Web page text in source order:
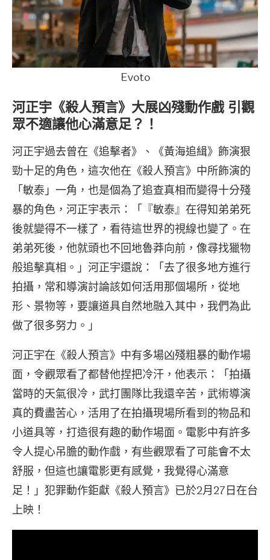
Evoto
河正宇《殺人預言》大展凶殘動作戲 引觀
眾不適讓他心滿意足？！
河正宇過去曾在《追擊者》、《黃海追緝》飾演狠
勁十足的角色，這次他在《殺人預言》中所飾演的
「敏泰」一角，也是個為了追查真相而變得十分殘
暴的角色，河正宇表示：「『敏泰』在得知弟弟死
後就變得不一樣了，看待這世界的視線也變了。在
弟弟死後，他就頭也不回地魯莽向前，像尋找獵物
般追擊真相。」河正宇還說：「去了很多地方進行
拍攝，常和導演討論該如何活用那個場所，從地
形、景物等，要讓道具自然地融入其中，我們為此
做了很多努力。」
河正宇在《殺人預言》中有多場凶殘粗暴的動作場
面，令觀眾看了都替他捏把冷汗，他表示：「拍攝
當時的天氣很冷，武打團隊比我還辛苦，武術導演
真的費盡苦心，活用了在拍攝現場所看到的物品和
小道具等，打造很有趣的動作場面。電影中有許多
令人提心吊膽的動作戲，有些觀眾看了可能會不太
舒服，但這也讓電影更有感覺，我覺得心滿意
足！」犯罪動作鉅獻《殺人預言》已於2月27日在台
上映！